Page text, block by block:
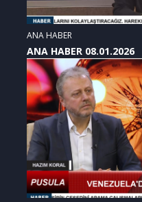
ANA HABER
ANA HABER 08.01.2026